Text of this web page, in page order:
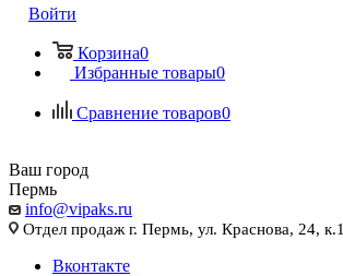
Войти
Корзина0
Избранные товары0
Сравнение товаров0
Ваш город
Пермь
info@vipaks.ru
Отдел продаж г. Пермь, ул. Краснова, 24, к.1
Вконтакте